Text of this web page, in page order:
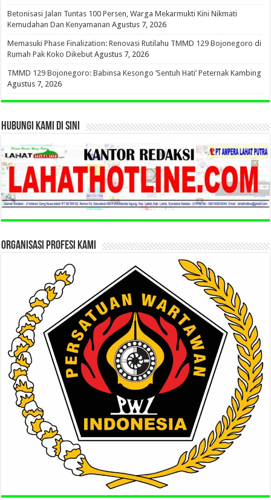
Betonisasi Jalan Tuntas 100 Persen, Warga Mekarmukti Kini Nikmati
Kemudahan Dan Kenyamanan Agustus 7, 2026
Memasuki Phase Finalization: Renovasi Rutilahu TMMD 129 Bojonegoro di
Rumah Pak Koko Dikebut Agustus 7, 2026
TMMD 129 Bojonegoro: Babinsa Kesongo ‘Sentuh Hati’ Peternak Kambing
Agustus 7, 2026
HUBUNGI KAMI DI SINI
ORGANISASI PROFESI KAMI